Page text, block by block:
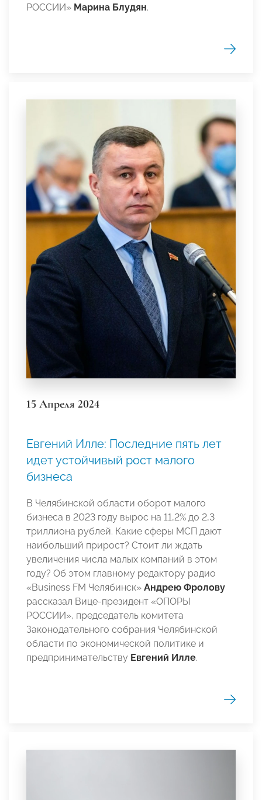
РОССИИ» Марина Блудян.
15 Апреля 2024
Евгений Илле: Последние пять лет
идет устойчивый рост малого
бизнеса
В Челябинской области оборот малого
бизнеса в 2023 году вырос на 11,2% до 2,3
триллиона рублей. Какие сферы МСП дают
наибольший прирост? Стоит ли ждать
увеличения числа малых компаний в этом
году? Об этом главному редактору радио
«Business FM Челябинск» Андрею Фролову
рассказал Вице-президент «ОПОРЫ
РОССИИ», председатель комитета
Законодательного собрания Челябинской
области по экономической политике и
предпринимательству Евгений Илле.